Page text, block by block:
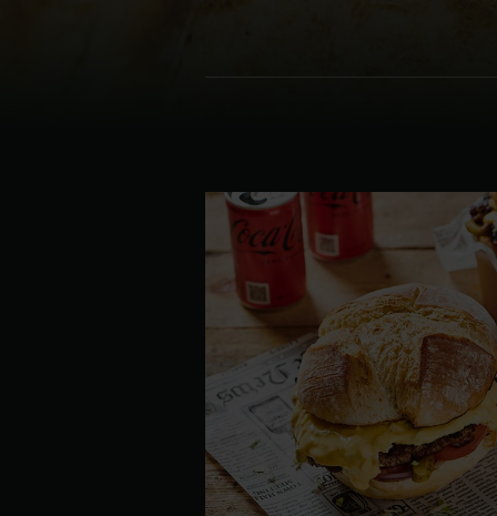
Estonia | Eesti
Germany | Deutschland
Greece | Ελλάδα
Hungary | Magyarország